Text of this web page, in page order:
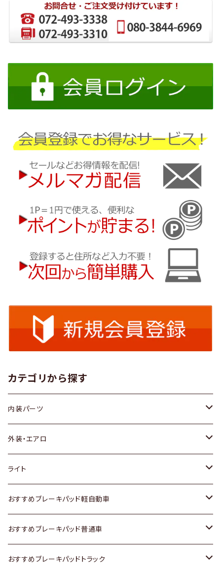
カテゴリから探す
内装パーツ
トヨタ
ホンダ
スズキ
日産
いすゞ
外装・エアロ
トヨタ
ホンダ
スズキ
日産
ライト
トヨタ
スズキ
日産
おすすめブレーキパッド軽自動車
トヨタ
ホンダ
おすすめブレーキパッド普通車
トヨタ
おすすめブレーキパッドトラック